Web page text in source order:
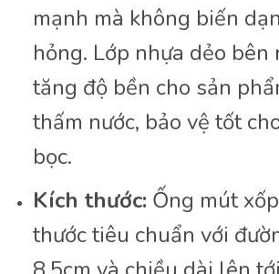
mạnh mà không biến
hỏng. Lớp nhựa dẻo bên
tăng độ bền cho sản
thấm nước, bảo vệ tốt
bọc.
Kích thước: Ống mút
thước tiêu chuẩn với